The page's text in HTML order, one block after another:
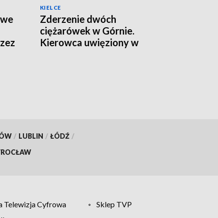
KIELCE
Zderzenie dwóch
ciężarówek w Górnie.
Kierowca uwięziony w
/ LUBLIN / ŁÓDŹ /
Telewizja Cyfrowa
Sklep TVP